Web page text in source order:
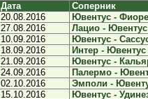
Дата
Соперник
20.08.2016
Ювентус -
27.08.2016
Лацио - Ювентус
10.09.2016
Ювентус -
18.09.2016
Интер - Ювентус
21.09.2016
Ювентус -
24.09.2016
Палермо -
02.10.2016
Эмполи -
15.10.2016
Ювентус -